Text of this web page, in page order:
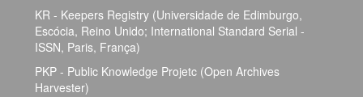
KR - Keepers Registry (Universidade de Edimburgo,
Escócia, Reino Unido; International Standard Serial -
ISSN, Paris, França)
PKP - Public Knowledge Projetc (Open Archives
Harvester)